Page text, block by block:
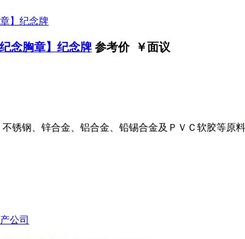
念胸章】纪念牌 参考价 ￥面议
锈钢、锌合金、铝合金、铅锡合金及ＰＶＣ软胶等原料